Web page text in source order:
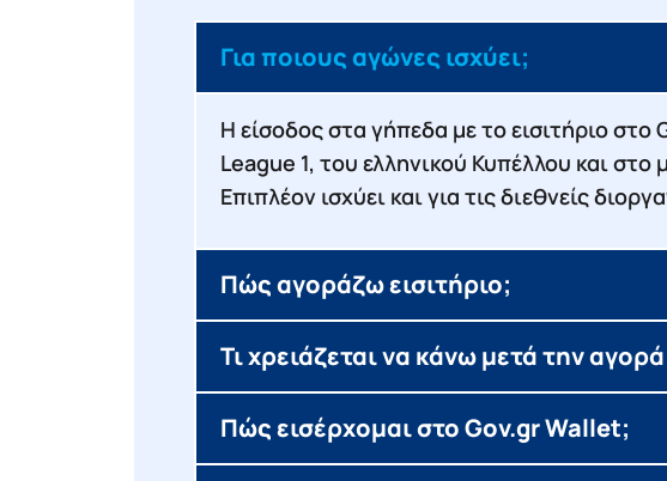
Για ποιους αγώνες ισχύει;
Η είσοδος στα γήπεδα με το εισιτήριο
League 1, του ελληνικού Κυπέλλου και
Επιπλέον ισχύει και για τις διεθνείς
Πώς αγοράζω εισιτήριο;
Τι χρειάζεται να κάνω μετά την
Πώς εισέρχομαι στο Gov.gr Wallet;